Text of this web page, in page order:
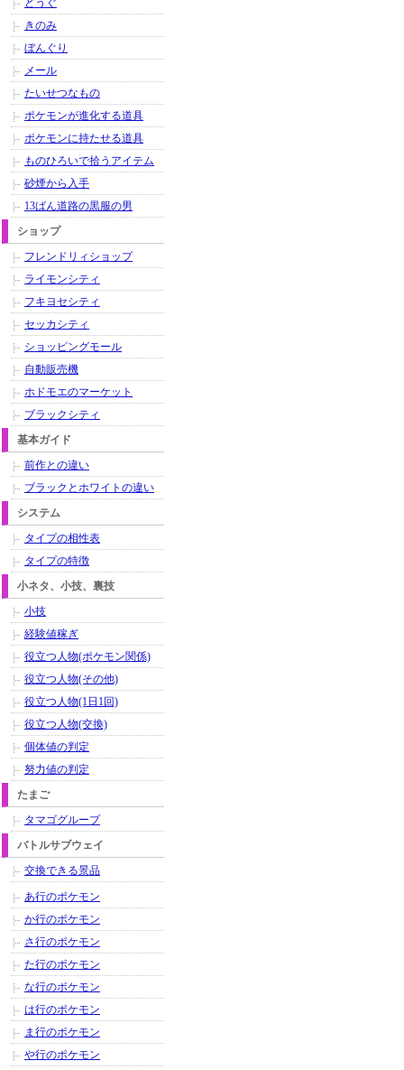
どうぐ
きのみ
ぼんぐり
メール
たいせつなもの
ポケモンが進化する道具
ポケモンに持たせる道具
ものひろいで拾うアイテム
砂煙から入手
13ばん道路の黒服の男
ショップ
フレンドリィショップ
ライモンシティ
フキヨセシティ
セッカシティ
ショッピングモール
自動販売機
ホドモエのマーケット
ブラックシティ
基本ガイド
前作との違い
ブラックとホワイトの違い
システム
タイプの相性表
タイプの特徴
小ネタ、小技、裏技
小技
経験値稼ぎ
役立つ人物(ポケモン関係)
役立つ人物(その他)
役立つ人物(1日1回)
役立つ人物(交換)
個体値の判定
努力値の判定
たまご
タマゴグループ
バトルサブウェイ
交換できる景品
あ行のポケモン
か行のポケモン
さ行のポケモン
た行のポケモン
な行のポケモン
は行のポケモン
ま行のポケモン
や行のポケモン